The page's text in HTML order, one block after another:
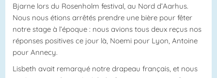
Bjarne lors du Rosenholm festival, au Nord d’Aarhus.
Nous nous étions arrêtés prendre une bière pour fêter
notre stage à l’époque : nous avions tous deux reçus nos
réponses positives ce jour là, Noemi pour Lyon, Antoine
pour Annecy.
Lisbeth avait remarqué notre drapeau français, et nous